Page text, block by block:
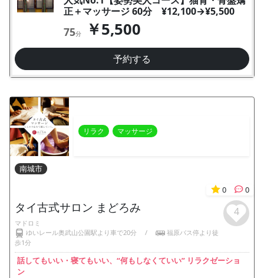
正＋マッサージ 60分 ¥12,100→¥5,500
75分 ￥5,500
予約する
リラク マッサージ
南城市
0
0
タイ古式サロン まどろみ
マドロミ
ゆいレール奥武山公園駅より車で20分
/
福原バス停より徒
歩1分
4
話してもいい・寝てもいい、“何もしなくていい” リラクゼーショ
ン